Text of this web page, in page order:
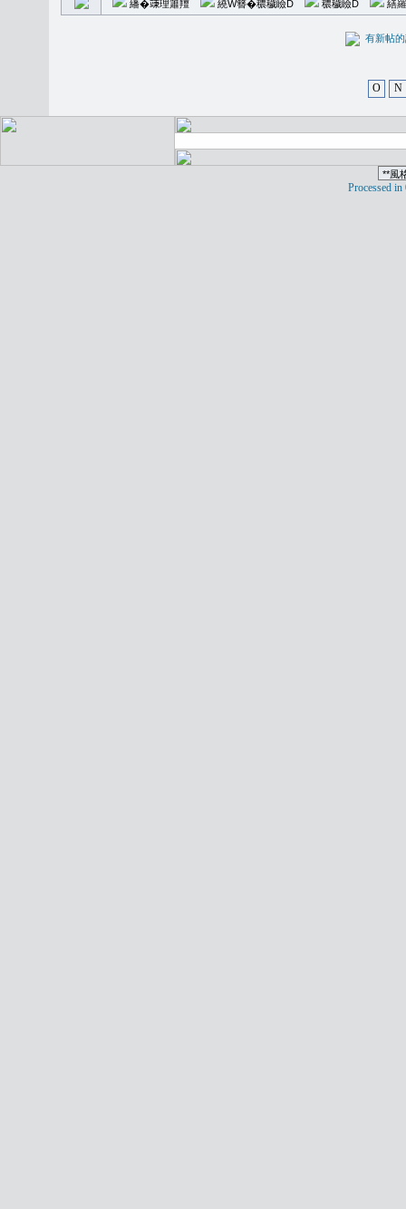
繙�𥪕理簫羶 繞W簪�穠穢瞼D 穠穢瞼D 繕
有新
O N
Processed